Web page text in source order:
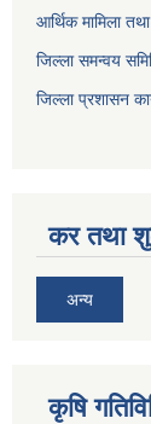
आर्थिक मामिला
जिल्ला समन्वय
जिल्ला प्रशासन
कर तथा
अन्य
कृषि